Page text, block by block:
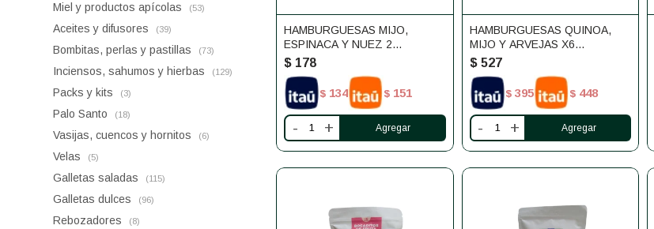
HAMBURGUESAS MIJO,
ESPINACA Y NUEZ 2
UNIDADES MANDUCAS
$ 178
$ 134 $ 151
- +
HAMBURGUESAS QUINOA,
MIJO Y ARVEJAS X6
UNIDADES MANDUCAS
$ 527
$ 395 $ 448
- +
Miel y productos apícolas (53)
Aceites y difusores (39)
Bombitas, perlas y pastillas (73)
Inciensos, sahumos y hierbas (129)
Packs y kits (3)
Palo Santo (18)
Vasijas, cuencos y hornitos (6)
Velas (5)
Galletas saladas (115)
Galletas dulces (96)
Rebozadores (8)